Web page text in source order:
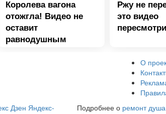
Королева вагона
отожгла! Видео не
оставит
равнодушным
Ржу не
это видео
О
Дзен Яндекс-
Подробнее о ремонт душа